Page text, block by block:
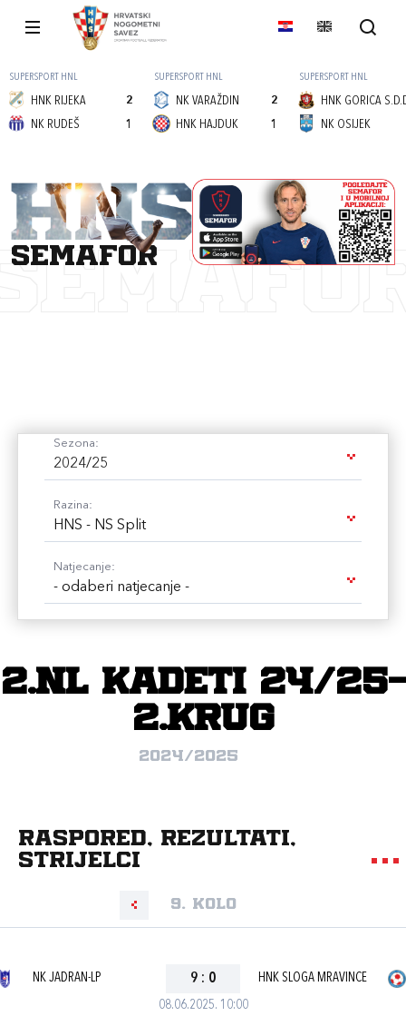
SUPERSPORT HNL
HNK RIJEKA
2
1
NK RUDEŠ
SUPERSPORT HNL
NK VARAŽDIN
2
1
HNK HAJDUK
SUPERSPORT HNL
HNK GORICA
NK OSIJEK
semafor
Sezona:
2024/25
Razina:
HNS - NS Split
Natjecanje:
- odaberi natjecanje -
2.nl Kadeti 24/25-
2.krug
2024/2025
Raspored, rezultati,
strijelci
9. kolo
08.06.2025. 10:00
NK JADRAN-LP 9 : 0 HNK SLOGA MRAVINCE